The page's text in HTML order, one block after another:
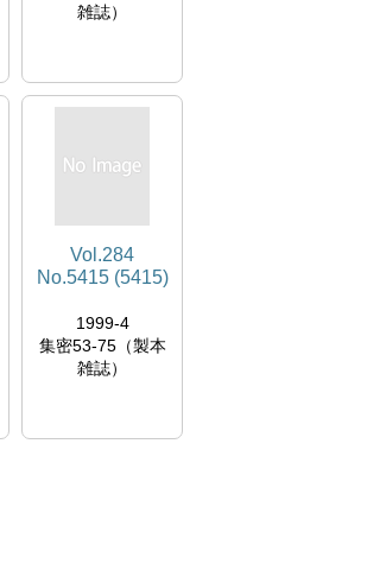
雑誌）
Vol.284
No.5415 (5415)
1999-4
集密53-75（製本
雑誌）